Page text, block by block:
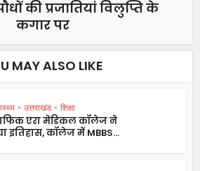
की प्रजातियां विलुप्ति के
कगार पर
MAY ALSO LIKE
• उत्तराखंड • शिक्षा
एरा मेडिकल कॉलेज ने
इतिहास, कॉलेज में MBBS...